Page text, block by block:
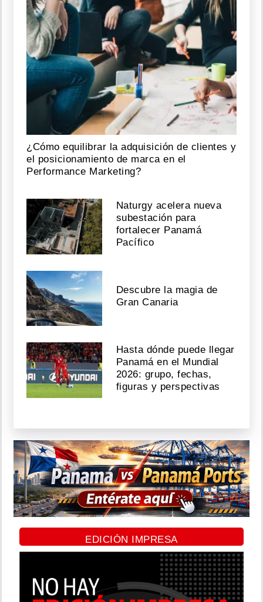
¿Cómo equilibrar la adquisición de clientes y
el posicionamiento de marca en el
Performance Marketing?
Naturgy acelera nueva
subestación para
fortalecer Panamá
Pacífico
Descubre la magia de
Gran Canaria
Hasta dónde puede llegar
Panamá en el Mundial
2026: grupo, fechas,
figuras y perspectivas
EDICIÓN IMPRESA